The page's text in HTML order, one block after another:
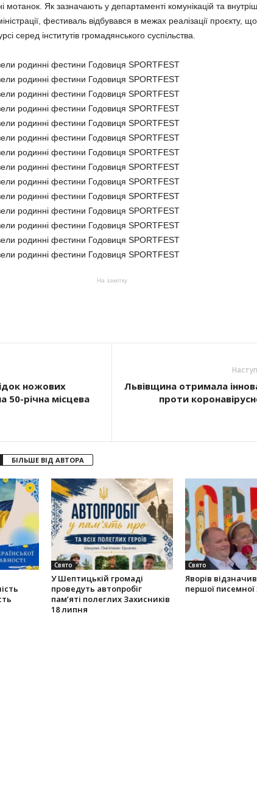
мотанок. Як зазначають у департаменті комунікацій та
фестиваль відбувався в межах реалізації проєкту,
серед інститутів громадянського суспільства.
На замітку
ножових
50-річна місцева
Львівщина отримала
проти
БІЛЬШЕ ВІД АВТОРА
Свято
У Шептицькій громаді
проведуть автопробіг
пам’яті полеглих Захисників
18 липня
Свято
Яворів відзначив
першої писемної